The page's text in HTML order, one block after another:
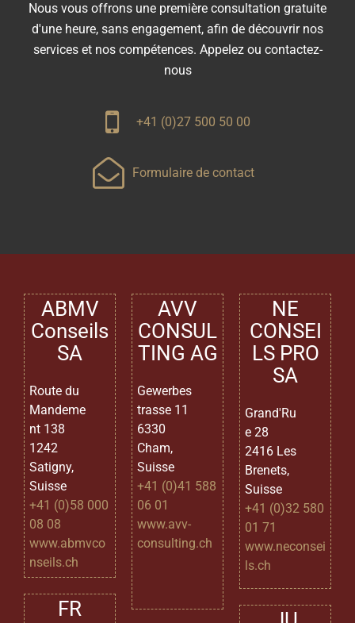
Nous vous offrons une première consultation gratuite
d'une heure, sans engagement, afin de découvrir nos
services et nos compétences. Appelez ou contactez-
nous
 +41 (0)27 500 50 00
 Formulaire de contact
ABMV
Conseils
SA
Route du
Mandeme
nt 138
1242
Satigny,
Suisse
+41 (0)58 000
08 08
www.abmvco
nseils.ch
FR
AVV
CONSUL
TING AG
Gewerbes
trasse 11
6330
Cham,
Suisse
+41 (0)41 588
06 01
www.avv-
consulting.ch
NE
CONSEI
LS PRO
SA
Grand'Ru
e 28
2416 Les
Brenets,
Suisse
+41 (0)32 580
01 71
www.neconsei
ls.ch